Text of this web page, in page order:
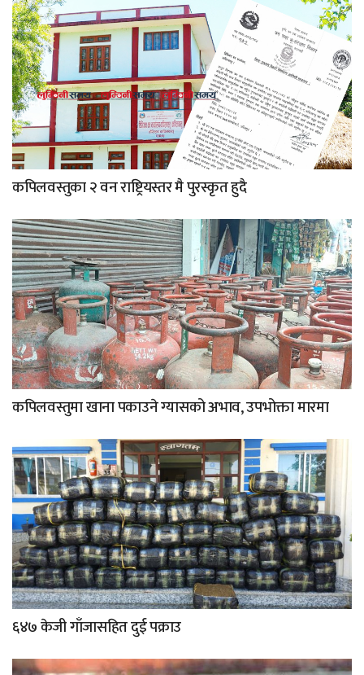
कपिलवस्तुका २ वन राष्ट्रियस्तर मै पुरस्कृत हुदै
कपिलवस्तुमा खाना पकाउने ग्यासको अभाव, उपभोक्ता मारमा
६४७ केजी गाँजासहित दुई पक्राउ